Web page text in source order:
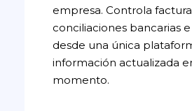
empresa. Controla
conciliaciones bancarias
desde una única
información actualizada
momento.